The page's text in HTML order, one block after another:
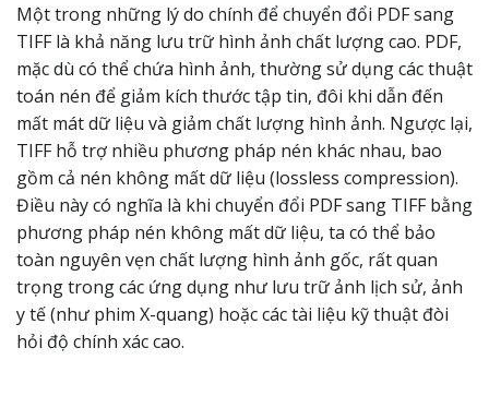
Một trong những lý do chính để chuyển đổi PDF sang
TIFF là khả năng lưu trữ hình ảnh chất lượng cao. PDF,
mặc dù có thể chứa hình ảnh, thường sử dụng các thuật
toán nén để giảm kích thước tập tin, đôi khi dẫn đến
mất mát dữ liệu và giảm chất lượng hình ảnh. Ngược lại,
TIFF hỗ trợ nhiều phương pháp nén khác nhau, bao
gồm cả nén không mất dữ liệu (lossless compression).
Điều này có nghĩa là khi chuyển đổi PDF sang TIFF bằng
phương pháp nén không mất dữ liệu, ta có thể bảo
toàn nguyên vẹn chất lượng hình ảnh gốc, rất quan
trọng trong các ứng dụng như lưu trữ ảnh lịch sử, ảnh
y tế (như phim X-quang) hoặc các tài liệu kỹ thuật đòi
hỏi độ chính xác cao.